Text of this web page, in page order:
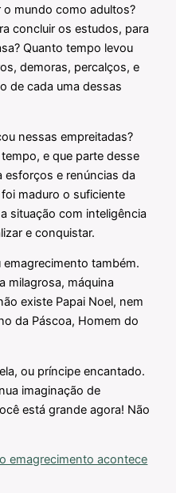
o mundo como adultos?
concluir os estudos, para
Quanto tempo levou
demoras, percalços, e
de cada uma dessas
nessas empreitadas?
e que parte desse
esforços e renúncias da
maduro o suficiente
situação com inteligência
e conquistar.
emagrecimento também.
milagrosa, máquina
existe Papai Noel, nem
da Páscoa, Homem do
ou príncipe encantado.
imaginação de
está grande agora! Não
emagrecimento acontece